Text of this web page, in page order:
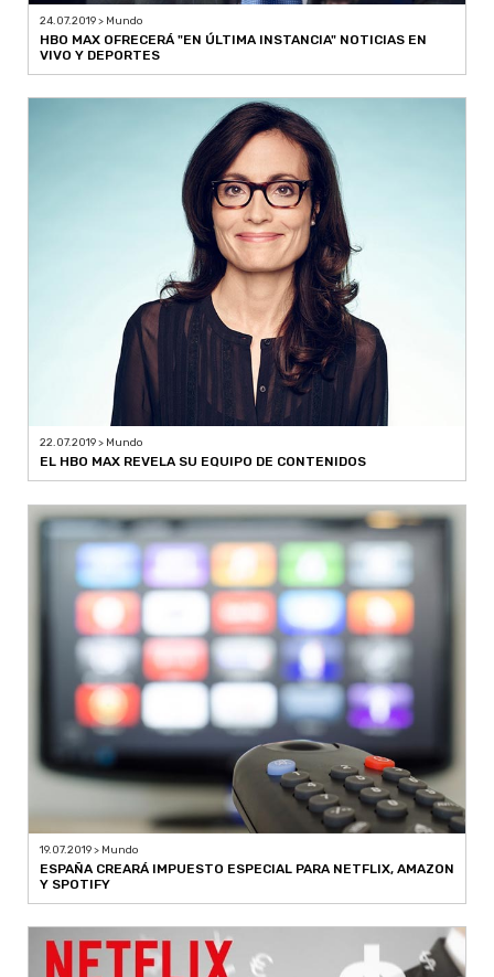
24.07.2019 > Mundo
HBO MAX OFRECERÁ "EN ÚLTIMA INSTANCIA" NOTICIAS EN
VIVO Y DEPORTES
22.07.2019 > Mundo
EL HBO MAX REVELA SU EQUIPO DE CONTENIDOS
19.07.2019 > Mundo
ESPAÑA CREARÁ IMPUESTO ESPECIAL PARA NETFLIX, AMAZON
Y SPOTIFY